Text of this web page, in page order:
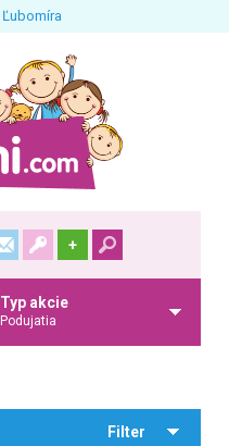
Ľubomíra
+
Typ akcie
Podujatia
Filter